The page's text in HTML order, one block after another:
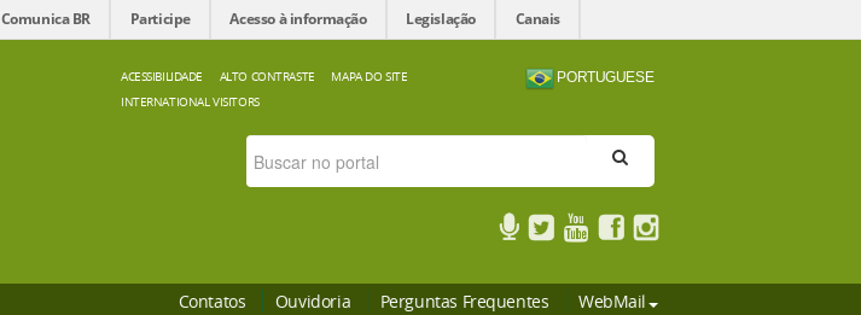
Comunica BR Participe Acesso à informação Legislação Canais
PORTUGUESE
ACESSIBILIDADE ALTO CONTRASTE
MAPA DO SITE
INTERNATIONAL VISITORS
Contatos Ouvidoria Perguntas Frequentes WebMail